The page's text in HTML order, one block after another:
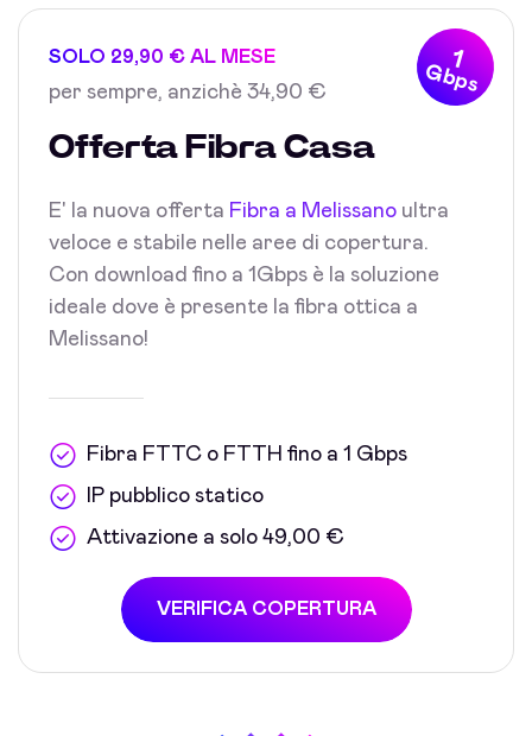
1
Gbps
SOLO 29,90 € AL MESE
per sempre, anzichè 34,90 €
Offerta Fibra Casa
E' la nuova offerta Fibra a Melissano ultra
veloce e stabile nelle aree di copertura.
Con download fino a 1Gbps è la soluzione
ideale dove è presente la fibra ottica a
Melissano!
Fibra FTTC o FTTH fino a 1 Gbps
IP pubblico statico
Attivazione a solo 49,00 €
VERIFICA COPERTURA